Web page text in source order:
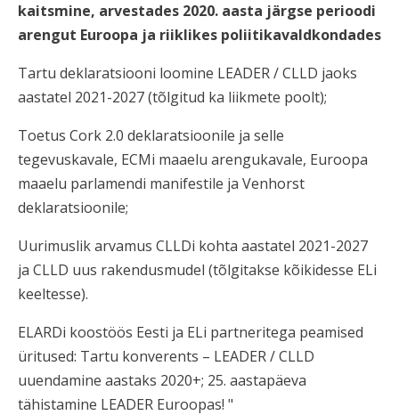
kaitsmine, arvestades 2020. aasta järgse perioodi
arengut Euroopa ja riiklikes poliitikavaldkondades
Tartu deklaratsiooni loomine LEADER / CLLD jaoks
aastatel 2021-2027 (tõlgitud ka liikmete poolt);
Toetus Cork 2.0 deklaratsioonile ja selle
tegevuskavale, ECMi maaelu arengukavale, Euroopa
maaelu parlamendi manifestile ja Venhorst
deklaratsioonile;
Uurimuslik arvamus CLLDi kohta aastatel 2021-2027
ja CLLD uus rakendusmudel (tõlgitakse kõikidesse ELi
keeltesse).
ELARDi koostöös Eesti ja ELi partneritega peamised
üritused: Tartu konverents – LEADER / CLLD
uuendamine aastaks 2020+; 25. aastapäeva
tähistamine LEADER Euroopas! "